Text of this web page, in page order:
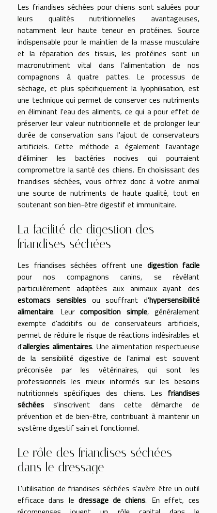
Les friandises séchées pour chiens sont saluées pour
leurs qualités nutritionnelles avantageuses,
notamment leur haute teneur en protéines. Source
indispensable pour le maintien de la masse musculaire
et la réparation des tissus, les protéines sont un
macronutriment vital dans l'alimentation de nos
compagnons à quatre pattes. Le processus de
séchage, et plus spécifiquement la lyophilisation, est
une technique qui permet de conserver ces nutriments
en éliminant l'eau des aliments, ce qui a pour effet de
préserver leur valeur nutritionnelle et de prolonger leur
durée de conservation sans l'ajout de conservateurs
artificiels. Cette méthode a également l'avantage
d'éliminer les bactéries nocives qui pourraient
compromettre la santé des chiens. En choisissant des
friandises séchées, vous offrez donc à votre animal
une source de nutriments de haute qualité, tout en
soutenant son bien-être digestif et immunitaire.
La facilité de digestion des
friandises séchées
Les friandises séchées offrent une digestion facile
pour nos compagnons canins, se révélant
particulièrement adaptées aux animaux ayant des
estomacs sensiblesou souffrant d'hypersensibilité
alimentaire. Leur composition simple, généralement
exempte d'additifs ou de conservateurs artificiels,
permet de réduire le risque de réactions indésirables et
d'allergies alimentaires. Une alimentation respectueuse
de la sensibilité digestive de l'animal est souvent
préconisée par les vétérinaires, qui sont les
professionnels les mieux informés sur les besoins
nutritionnels spécifiques des chiens. Les friandises
séchées s'inscrivent dans cette démarche de
prévention et de bien-être, contribuant à maintenir un
système digestif sain et fonctionnel.
Le rôle des friandises séchées
dans le dressage
L'utilisation de friandises séchées s'avère être un outil
efficace dans le dressage de chiens. En effet, ces